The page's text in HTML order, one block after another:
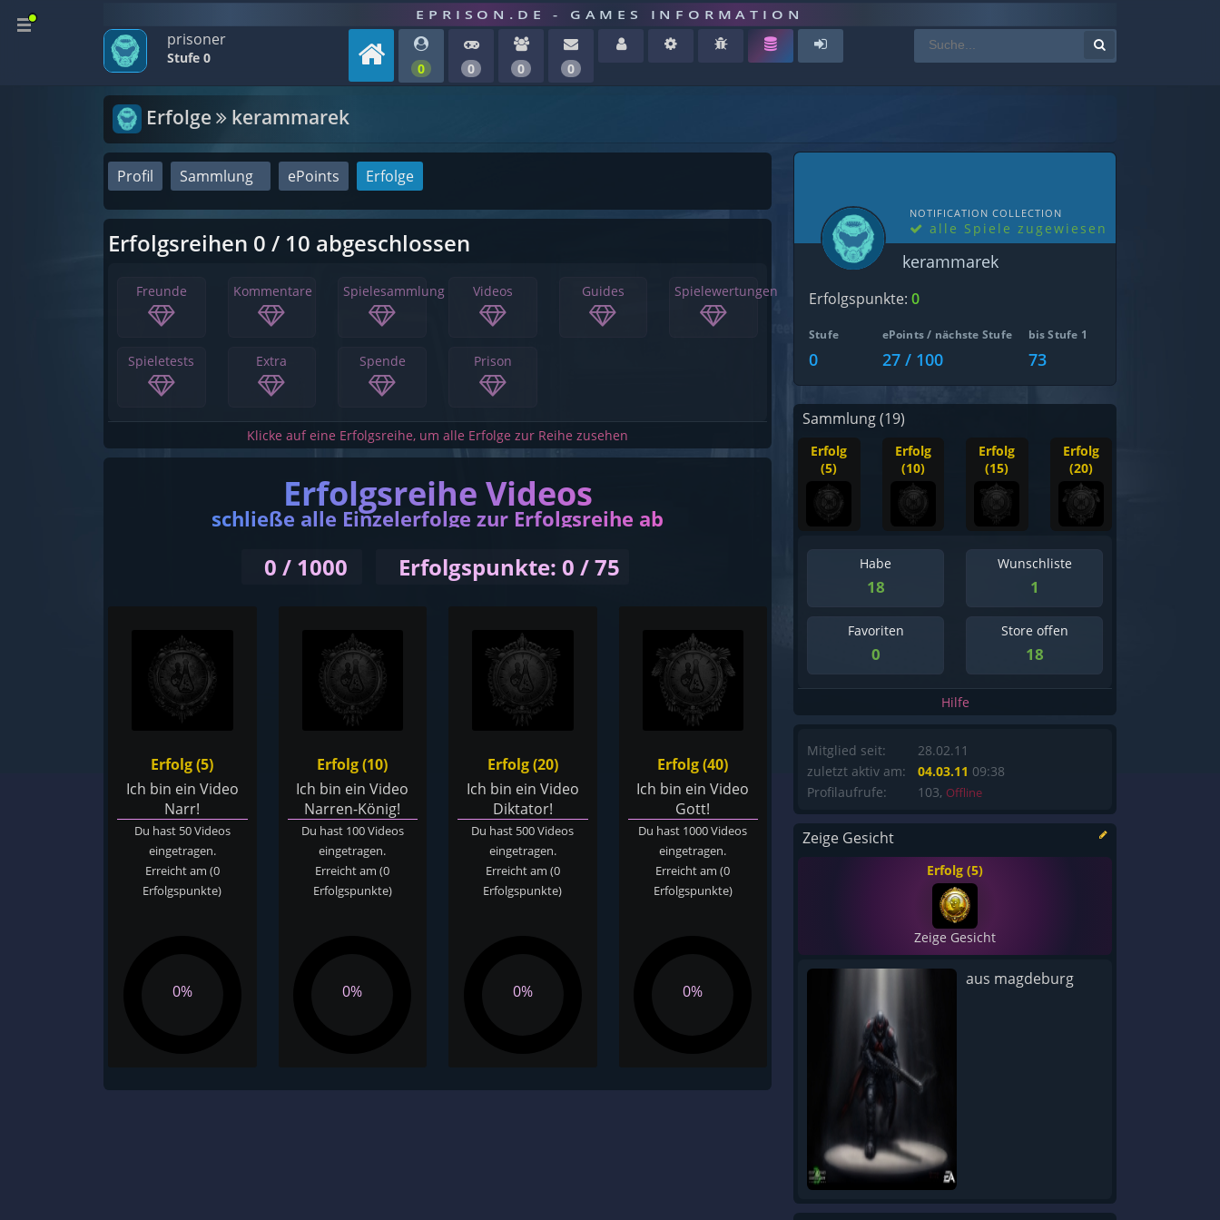
EPRISON.DE - GAMES INFORMATION
prisoner
Stufe 0
0 0 0 0
Erfolge kerammarek
Profil Sammlung ePoints Erfolge
Erfolgsreihen 0 / 10 abgeschlossen
Freunde Kommentare Spielesammlung Videos Guides Spielewertungen
Spieletests Extra Spende Prison
Klicke auf eine Erfolgsreihe, um alle Erfolge zur Reihe zusehen
Erfolgsreihe Videos
schließe alle Einzelerfolge zur Erfolgsreihe ab
0 / 1000 Erfolgspunkte: 0 / 75
Erfolg (5)
Ich bin ein Video
Narr!
Du hast 50 Videos
eingetragen.
Erreicht am (0
Erfolgspunkte)
0%
Erfolg (10)
Ich bin ein Video
Narren-König!
Du hast 100 Videos
eingetragen.
Erreicht am(0
Erfolgspunkte)
0%
Erfolg (20)
Ich bin ein Video
Diktator!
Du hast 500 Videos
eingetragen.
Erreicht am (0
Erfolgspunkte)
0%
Erfolg (40)
Ich bin ein Video
Gott!
Du hast 1000 Videos
eingetragen.
Erreicht am(0
Erfolgspunkte)
0%
NOTIFICATION COLLECTION
alle Spiele zugewiesen
kerammarek
Erfolgspunkte: 0
Stufe
0
ePoints / nächste Stufe
27 / 100
bis Stufe 1
73
Sammlung (19)
Erfolg
(5)
Erfolg
(10)
Erfolg
(15)
Erfolg
(20)
Habe
18
Wunschliste
1
Favoriten
0
Store offen
18
Hilfe
Mitglied seit:
zuletzt aktiv am:
Profilaufrufe:
28.02.11
04.03.11 09:38
103, Offline
Zeige Gesicht
Erfolg (5)
Zeige Gesicht
aus magdeburg